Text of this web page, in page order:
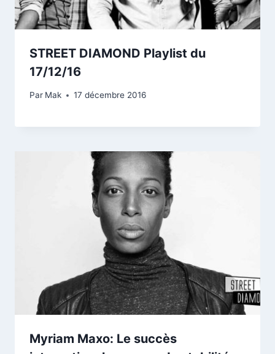
STREET DIAMOND Playlist du
17/12/16
Par Mak 17 décembre 2016
Myriam Maxo: Le succès